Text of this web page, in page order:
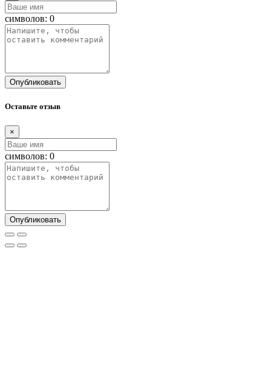
символов: 0
Опубликовать
Оставьте отзыв
×
символов: 0
Опубликовать